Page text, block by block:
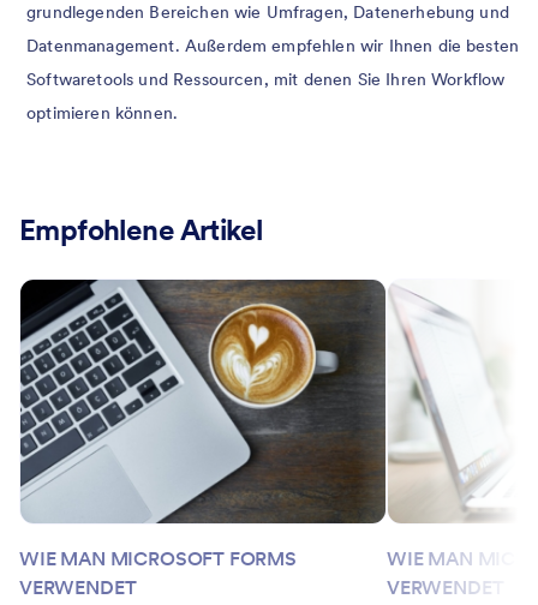
grundlegenden Bereichen wie Umfragen, Datenerhebung und
Datenmanagement. Außerdem empfehlen wir Ihnen die besten
Softwaretools und Ressourcen, mit denen Sie Ihren Workflow
optimieren können.
Empfohlene Artikel
WIE MAN MICROSOFT FORMS
VERWENDET
WIE MAN
VERWENDET